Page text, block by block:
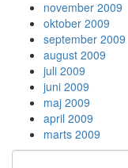
november 2009
oktober 2009
september 2009
august 2009
juli 2009
juni 2009
maj 2009
april 2009
marts 2009